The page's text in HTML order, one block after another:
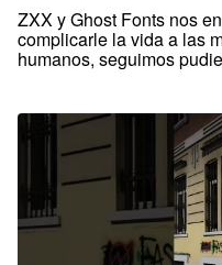
ZXX y Ghost Fonts nos
complicarle la vida a las
humanos, seguimos